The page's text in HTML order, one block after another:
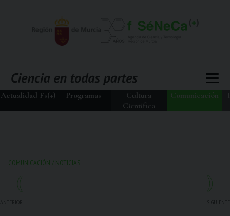
Actualidad Fs(+) Programas
Cultura
Científica
Comunicación
COMUNICACIÓN / NOTICIAS